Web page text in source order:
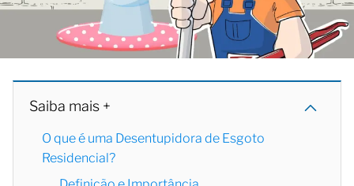
Saiba mais +
O que é uma Desentupidora de Esgoto
Residencial?